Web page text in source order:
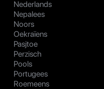
Nederlands
Nepalees
Noors
Oekraïens
Pasjtoe
Perzisch
Pools
Portugees
Roemeens